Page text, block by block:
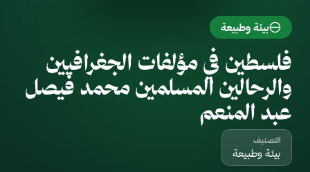
بيئة وطبيعة
فلسطين في مؤلفات الجغرافيين
والرحالين المسلمين محمد فيصل
عبد المنعم
التصنيف
بيئة وطبيعة